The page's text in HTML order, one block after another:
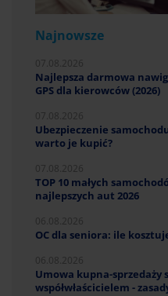
Najnowsze
Najlepsza darmowa
GPS dla kierowców (2026)
Ubezpieczenie
warto je kupić?
TOP 10 małych
najlepszych aut 2026
OC dla seniora: ile
Umowa kupna-sprzedaży
współwłaścicielem -